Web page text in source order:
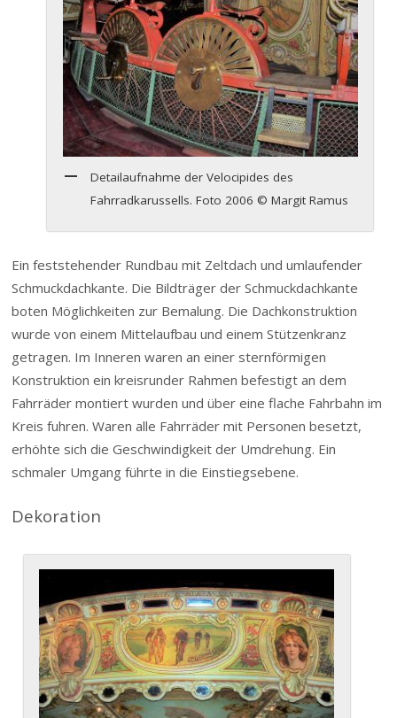
Detailaufnahme der Velocipides des
Fahrradkarussells. Foto 2006 © Margit Ramus
Ein feststehender Rundbau mit Zeltdach und umlaufender
Schmuckdachkante. Die Bildträger der Schmuckdachkante
boten Möglichkeiten zur Bemalung. Die Dachkonstruktion
wurde von einem Mittelaufbau und einem Stützenkranz
getragen. Im Inneren waren an einer sternförmigen
Konstruktion ein kreisrunder Rahmen befestigt an dem
Fahrräder montiert wurden und über eine flache Fahrbahn im
Kreis fuhren. Waren alle Fahrräder mit Personen besetzt,
erhöhte sich die Geschwindigkeit der Umdrehung. Ein
schmaler Umgang führte in die Einstiegsebene.
Dekoration